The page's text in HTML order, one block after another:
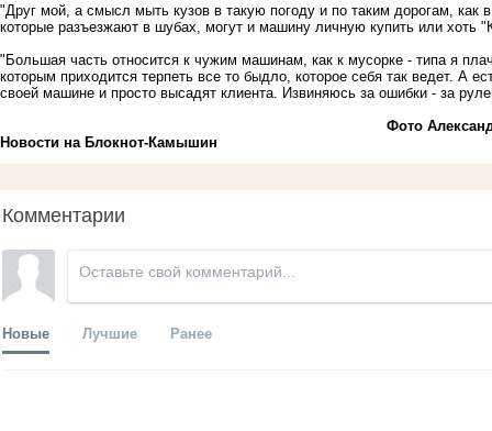
"Друг мой, а смысл мыть кузов в такую погоду и по таким дорогам,
которые разъезжают в шубах, могут и машину личную купить или хоть
"Большая часть относится к чужим машинам, как к мусорке - типа я
которым приходится терпеть все то быдло, которое себя так ведет. А
своей машине и просто высадят клиента. Извиняюсь за ошибки - за
Фото
Новости на Блoкнoт-Камышин
Комментарии
Новые Лучшие Ранее